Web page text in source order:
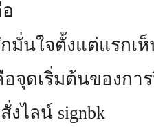
มั่นใจตั้งแต่แรกเ
จุดเริ่มต้นของกา
งไลน์ signbk